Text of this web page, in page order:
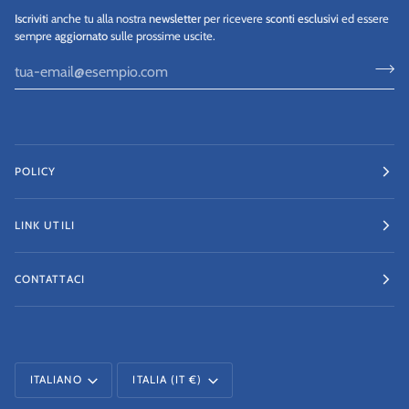
Iscrivitianche tu alla nostranewsletterper riceveresconti esclusivied essere
sempreaggiornatosulle prossime uscite.
POLICY
LINK UTILI
CONTATTACI
LINGUA
ITALIANO VALUTA
ITALIA (IT €)